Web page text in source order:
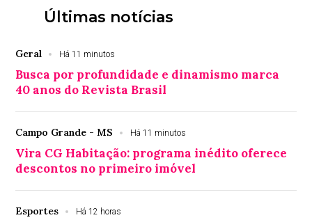
Últimas notícias
Geral Há 11 minutos
Busca por profundidade e dinamismo marca
40 anos do Revista Brasil
Campo Grande - MS Há 11 minutos
Vira CG Habitação: programa inédito oferece
descontos no primeiro imóvel
Esportes Há 12 horas